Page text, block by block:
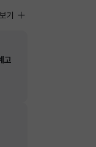
고
·행정예고
기